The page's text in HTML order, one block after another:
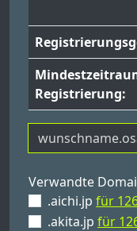
Registrierung:
Verwandte
.aichi.jp für
.akita.jp für